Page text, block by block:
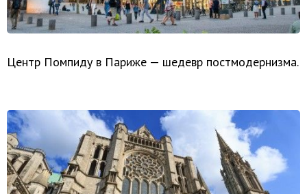
Центр Помпиду в Париже — шедевр постмодернизма.